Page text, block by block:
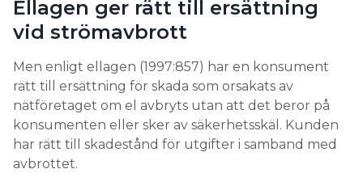
Ellagen ger rätt till ersättning
vid strömavbrott
Men enligt ellagen (1997:857) har en konsument
rätt till ersättning för skada som orsakats av
nätföretaget om el avbryts utan att det beror på
konsumenten eller sker av säkerhetsskäl. Kunden
har rätt till skadestånd för utgifter i samband med
avbrottet.